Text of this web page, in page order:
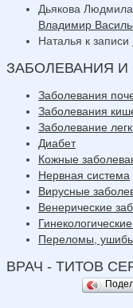
Дьякова
Владимир
Наталья к записи
ЗАБОЛЕВАНИЯ
Заболевания
Заболевания
Заболевание
Диабет
Кожные
Нервная система
Вирусные
Венерические
Переломы,
ВРАЧ - ТИТОВ